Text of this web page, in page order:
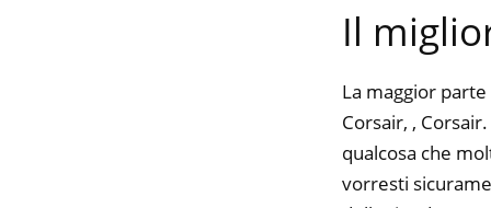
Il
La maggior
Corsair, ,
qualcosa che
vorresti